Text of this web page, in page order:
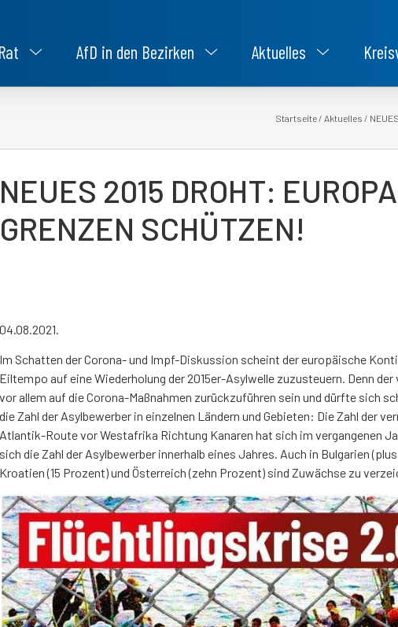
AfD in den Bezirken Aktuelles
Startseite / Aktuelles /
NEUES 2015 DROHT:
GRENZEN SCHÜTZEN!
04.08.2021.
Im Schatten der Corona- und Impf-Diskussion scheint der europäische
Eiltempo auf eine Wiederholung der 2015er-Asylwelle zuzusteuern. Denn
vor allem auf die Corona-Maßnahmen zurückzuführen sein und dürfte sich
die Zahl der Asylbewerber in einzelnen Ländern und Gebieten: Die Zahl der
Atlantik-Route vor Westafrika Richtung Kanaren hat sich im vergangenen
sich die Zahl der Asylbewerber innerhalb eines Jahres. Auch in Bulgarien
Kroatien (15 Prozent) und Österreich (zehn Prozent) sind Zuwächse zu